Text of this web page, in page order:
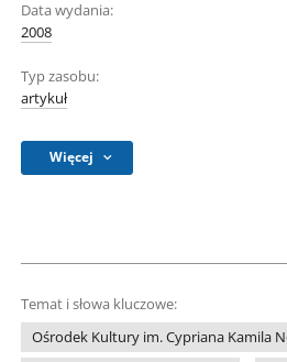
Data wydania:
2008
Typ zasobu:
artykuł
Więcej
Temat i słowa kluczowe:
Ośrodek Kultury im. Cypriana Kamila